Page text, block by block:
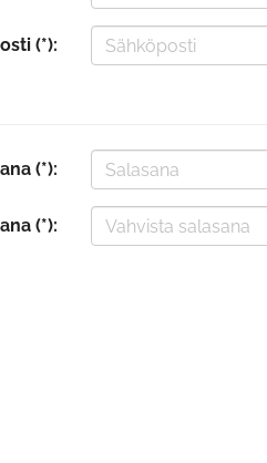
(*):
(*):
(*):